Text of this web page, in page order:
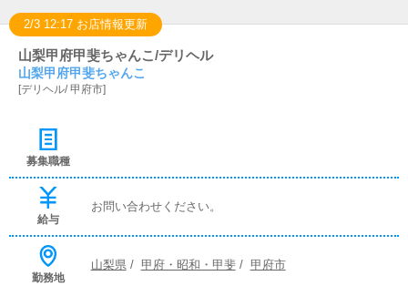
2/3 12:17 お店情報更新
山梨甲府甲斐ちゃんこ/デリヘル
山梨甲府甲斐ちゃんこ
[デリヘル/甲府市]
募集職種
給与
お問い合わせください。
勤務地
山梨県/ 甲府・昭和・甲斐/ 甲府市